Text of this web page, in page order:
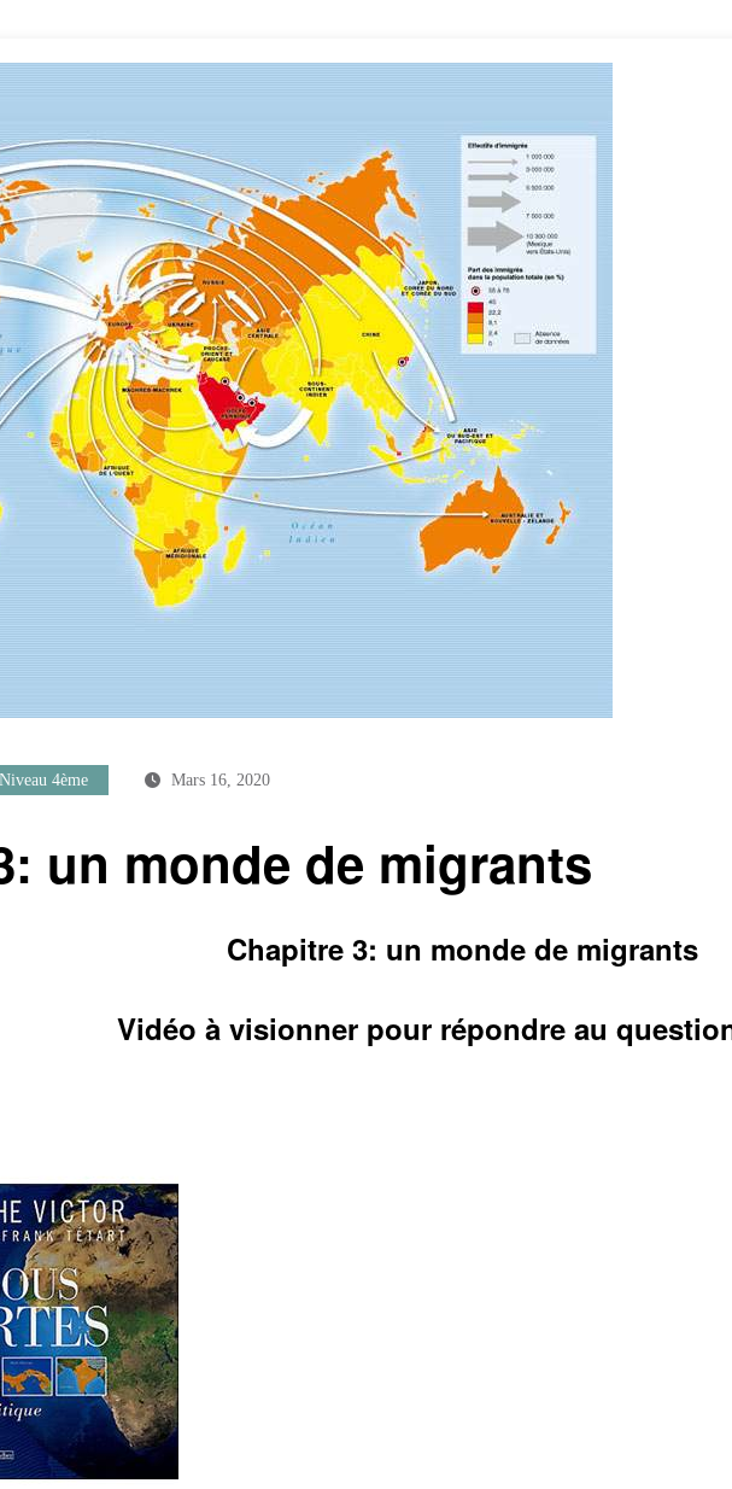
4ème Mars 16, 2020
un monde de migrants
Chapitre 3: un monde de migrants
Vidéo à visionner pour répondre au